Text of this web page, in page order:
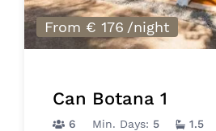
From € 176/night
Can Botana 1
6 Min. Days: 5 1.5